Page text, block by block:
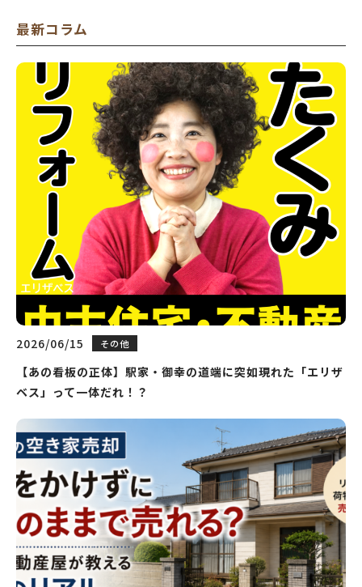
最新コラム
2026/06/15 その他
【あの看板の正体】駅家・御幸の道端に突如現れた「エリザ
ベス」って一体だれ！？